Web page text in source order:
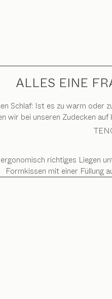
ALLES EINE
Schlaf: Ist es zu warm
wir bei unseren Zudecken
richtiges Liegen
Formkissen mit einer Füllung